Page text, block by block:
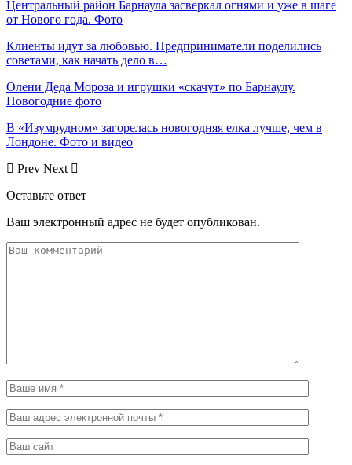
Центральный район Барнаула засверкал огнями и уже в шаге
от Нового года. Фото
Клиенты идут за любовью. Предприниматели поделились
советами, как начать дело в…
Олени Деда Мороза и игрушки «скачут» по Барнаулу.
Новогодние фото
В «Изумрудном» загорелась новогодняя елка лучше, чем в
Лондоне. Фото и видео
Prev Next
Оставьте ответ
Ваш электронный адрес не будет опубликован.